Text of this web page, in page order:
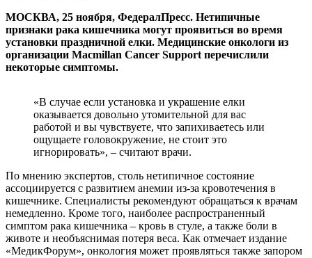
МОСКВА, 25 ноября, ФедералПресс. Нетипичные
признаки рака кишечника могут проявиться во время
установки праздничной елки. Медицинские онкологи из
организации Macmillan Cancer Support перечислили
некоторые симптомы.
«В случае если установка и украшение елки
оказывается довольно утомительной для вас
работой и вы чувствуете, что запихиваетесь или
ощущаете головокружение, не стоит это
игнорировать», – считают врачи.
По мнению экспертов, столь нетипичное состояние
ассоциируется с развитием анемии из-за кровотечения в
кишечнике. Специалисты рекомендуют обращаться к врачам
немедленно. Кроме того, наиболее распространенный
симптом рака кишечника – кровь в стуле, а также боли в
животе и необъяснимая потеря веса. Как отмечает издание
«МедикФорум», онкология может проявляться также запором